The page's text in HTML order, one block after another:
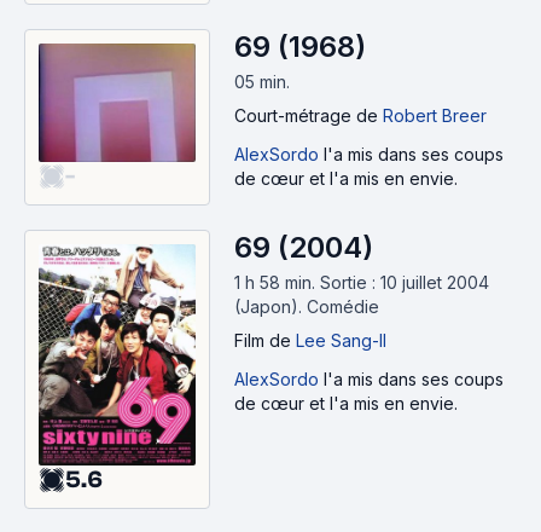
-
69 (1968)
05 min.
Court-métrage de Robert Breer
AlexSordo l'a mis dans ses coups
de cœur et l'a mis en envie.
5.6
69 (2004)
1 h 58 min. Sortie : 10 juillet 2004
(Japon). Comédie
Film de Lee Sang-Il
AlexSordo l'a mis dans ses coups
de cœur et l'a mis en envie.